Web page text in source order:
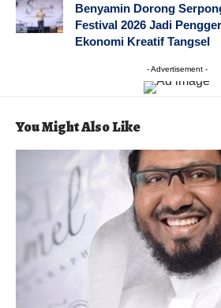
Benyamin Dorong
Festival 2026 Jadi
Ekonomi Kreatif Tangsel
- Advertisement -
You Might Also Like